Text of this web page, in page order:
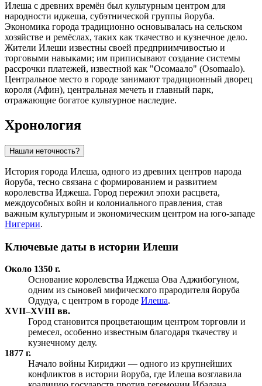
Илеша с древних времён был культурным центром для
народности иджеша, субэтнической группы йоруба.
Экономика города традиционно основывалась на сельском
хозяйстве и ремёслах, таких как ткачество и кузнечное дело.
Жители Илеши известны своей предприимчивостью и
торговыми навыками; им приписывают создание системы
рассрочки платежей, известной как "Осомаало" (Osomaalo).
Центральное место в городе занимают традиционный дворец
короля (Афин), центральная мечеть и главный парк,
отражающие богатое культурное наследие.
Хронология
Нашли неточность?
История города Илеша, одного из древних центров народа
йоруба, тесно связана с формированием и развитием
королевства Иджеша. Город пережил эпохи расцвета,
междоусобных войн и колониального правления, став
важным культурным и экономическим центром на юго-западе
Нигерии.
Ключевые даты в истории Илеши
Около 1350 г.
Основание королевства Иджеша Ова Аджибогуном,
одним из сыновей мифического прародителя йоруба
Одудуа, с центром в городе Илеша.
XVII–XVIII вв.
Город становится процветающим центром торговли и
ремесел, особенно известным благодаря ткачеству и
кузнечному делу.
1877 г.
Начало войны Кириджи — одного из крупнейших
конфликтов в истории йоруба, где Илеша возглавила